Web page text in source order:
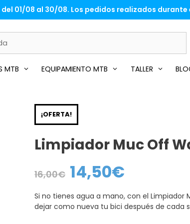
01/08 al 30/08. Los pedidos realizados durante
MTB EQUIPAMIENTO MTB TALLER
¡OFERTA!
Limpiador Muc Off
16,00€
El
precio
original
16,00€.
14,50€
14,50€.
Si no tienes agua a mano, con el Limpiador
dejar como nueva tu bici después de cada
era:
es: